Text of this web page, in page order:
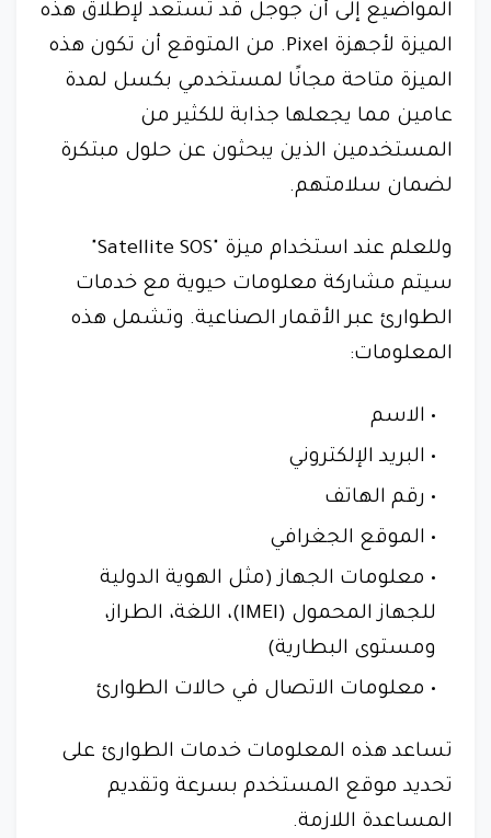
المواضيع إلى أن جوجل قد تستعد لإطلاق هذه
الميزة لأجهزة Pixel. من المتوقع أن تكون هذه
الميزة متاحة مجانًا لمستخدمي بكسل لمدة
عامين مما يجعلها جذابة للكثير من
المستخدمين الذين يبحثون عن حلول مبتكرة
لضمان سلامتهم.
وللعلم عند استخدام ميزة "Satellite SOS"
سيتم مشاركة معلومات حيوية مع خدمات
الطوارئ عبر الأقمار الصناعية. وتشمل هذه
المعلومات:
الاسم
البريد الإلكتروني
رقم الهاتف
الموقع الجغرافي
معلومات الجهاز (مثل الهوية الدولية
للجهاز المحمول (IMEI)، اللغة، الطراز،
ومستوى البطارية)
معلومات الاتصال في حالات الطوارئ
تساعد هذه المعلومات خدمات الطوارئ على
تحديد موقع المستخدم بسرعة وتقديم
المساعدة اللازمة.